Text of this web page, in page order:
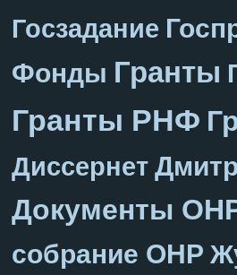
Госзадание
Фонды Гранты
Гранты РНФ
Диссернет
Документы
собрание ОНР